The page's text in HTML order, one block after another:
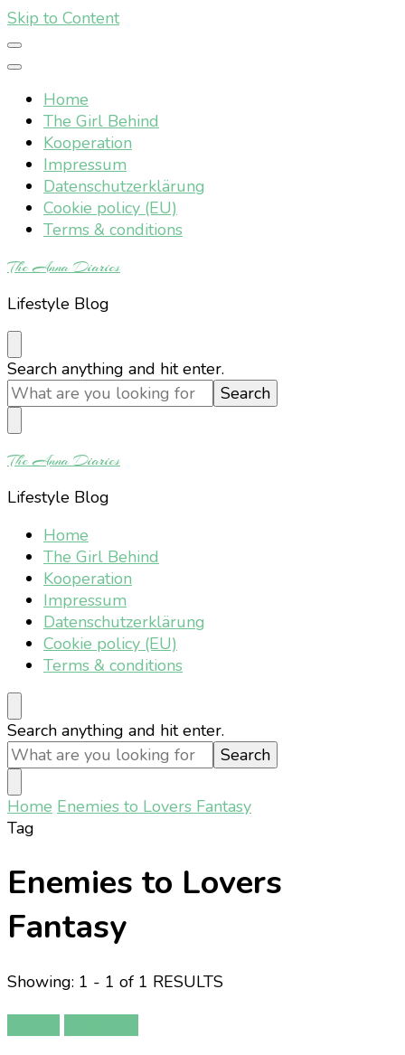
Skip to Content
Home
The Girl Behind
Kooperation
Impressum
Datenschutzerklärung
Cookie policy (EU)
Terms & conditions
The Anna Diaries
Lifestyle Blog
Looking
for
Something?
Search anything and hit enter.
The Anna Diaries
Lifestyle Blog
Home
The Girl Behind
Kooperation
Impressum
Datenschutzerklärung
Cookie policy (EU)
Terms & conditions
Looking
for
Something?
Search anything and hit enter.
Home Enemies to Lovers Fantasy
Tag
Enemies to Lovers
Fantasy
Showing: 1 - 1 of 1 RESULTS